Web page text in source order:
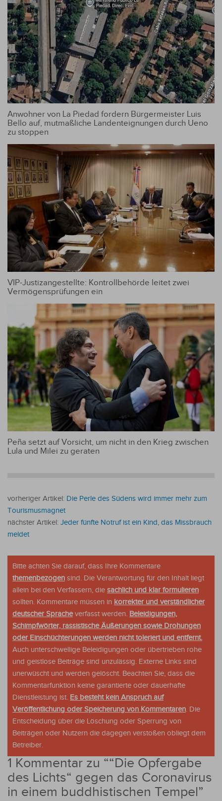
Anwohner von La Piedad fordern Bürgermeister Luis
Bello auf, mutmaßliche Landenteignungen durch Ueno
zu stoppen
VIP-Justizangestellte: Kontrollbehörde leitet zwei
Vermögensprüfungen ein
Peña setzt auf Vorsicht, um nicht in den Krieg zwischen
Lula und Milei zu geraten
vorheriger Artikel: Die Perle des Südens wird immer mehr zum
Tourismusmagnet
nächster Artikel: Jeder fünfte Notruf ist ein Kind, das Missbrauch
meldet
Bitte achten Sie darauf, dass Ihre Kommentare
themenbezogen sind. Die Verantwortung für den Inhalt liegt
allein bei den Verfassern, die sachlich und klar formulieren
sollten. Kommentare müssen in korrekter und verständlicher
deutscher Spracheverfasst werden. Beleidigungen,
Schimpfwörter, rassistische Äußerungen sowie Drohungen
oder Einschüchterungen werden nicht toleriert und entfernt.
Auch unterschwellige Beleidigungen oder übertrieben rohe
und geistlose Beiträge sind unzulässig. Externe Links sind
unerwüscht und werden gelöscht. Beachten Sie, dass die
Kommentarfunktion keine garantierte oder dauerhafte
Dienstleistung ist. Es besteht kein Anspruch auf
Veröffentlichung oder Speicherung von Kommentaren. Die
Entscheidung über die Löschung oder Sperrung von
Beiträgen oder Nutzern die dagegen verstoßen obliegt dem
Betreiber.
1 Kommentar zu ““Die Opfergabe
des Lichts“ gegen das Coronavirus
in einem buddhistischen Tempel”